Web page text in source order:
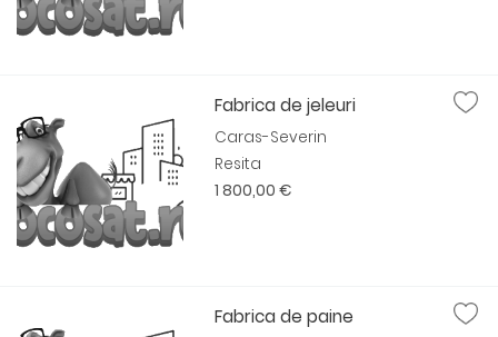
Fabrica de jeleuri
Caras-Severin
Resita
1 800,00 €
Fabrica de paine